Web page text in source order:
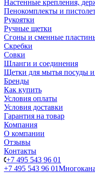
Настенные крепления,
Пенокомплекты и
Рукоятки
Ручные щетки
Сгоны и сменные
Скребки
Совки
Шланги и соединения
Щетки для мытья посуды
Бренды
Как купить
Условия оплаты
Условия доставки
Гарантия на товар
Компания
О компании
Отзывы
Контакты
+7 495 543 96 01
+7 495 543 96 01